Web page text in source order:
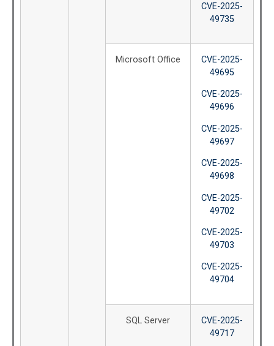
CVE-2025-
49735
Microsoft Office
CVE-2025-
49695
CVE-2025-
49696
CVE-2025-
49697
CVE-2025-
49698
CVE-2025-
49702
CVE-2025-
49703
CVE-2025-
49704
SQL Server
CVE-2025-
49717